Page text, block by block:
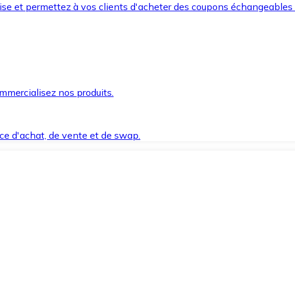
et permettez à vos clients d'acheter des coupons
nos produits.
d'achat, de vente et de swap.